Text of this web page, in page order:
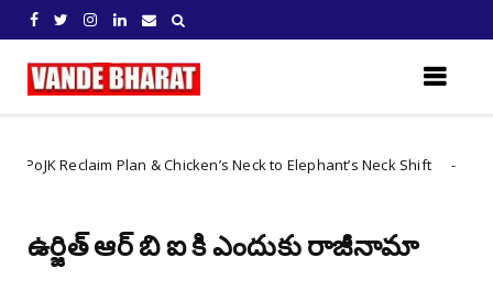
Plan & Chicken’s Neck to Elephant’s Neck Shift
ఉర్జిత్ ఆర్ బి ఐ కి ఎందుకు రాజీనామా